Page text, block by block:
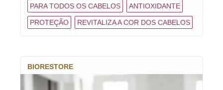
PARA TODOS OS CABELOS ANTIOXIDANTE
PROTEÇÃO REVITALIZA A COR DOS CABELOS
BIORESTORE